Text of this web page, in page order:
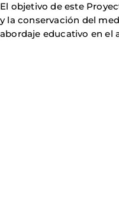
El objetivo de este
y la conservación del
abordaje educativo en el